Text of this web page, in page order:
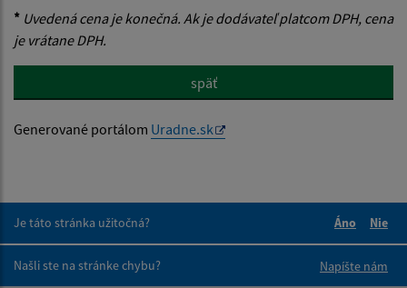
* Uvedená cena je konečná. Ak je dodávateľ platcom DPH, cena
je vrátane DPH.
späť
Generované portálom Uradne.sk
Je táto stránka užitočná?
Áno
Nie
Našli ste na stránke chybu?
Napíšte nám